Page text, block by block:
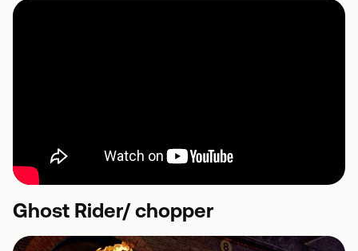
Ghost Rider/ chopper